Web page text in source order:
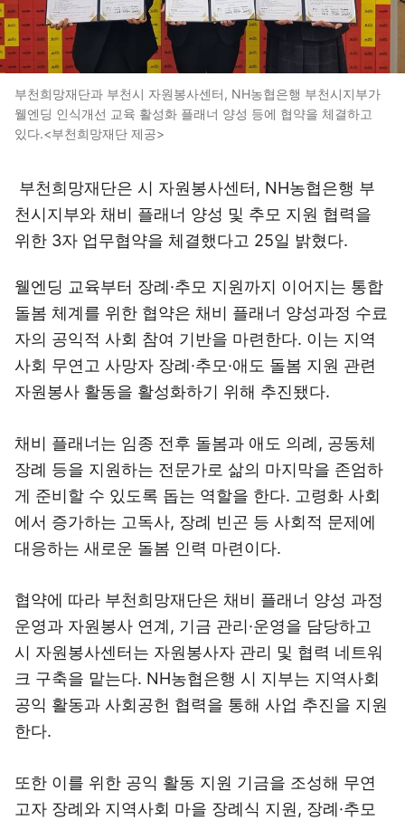
부천희망재단과 부천시 자원봉사센터, NH농협은행 부천시지부가
웰엔딩 인식개선 교육 활성화 플래너 양성 등에 협약을 체결하고
있다.<부천희망재단 제공>
부천희망재단은 시 자원봉사센터, NH농협은행 부
천시지부와 채비 플래너 양성 및 추모 지원 협력을
위한 3자 업무협약을 체결했다고 25일 밝혔다.
웰엔딩 교육부터 장례·추모 지원까지 이어지는 통합
돌봄 체계를 위한 협약은 채비 플래너 양성과정 수료
자의 공익적 사회 참여 기반을 마련한다. 이는 지역
사회 무연고 사망자 장례·추모·애도 돌봄 지원 관련
자원봉사 활동을 활성화하기 위해 추진됐다.
채비 플래너는 임종 전후 돌봄과 애도 의례, 공동체
장례 등을 지원하는 전문가로 삶의 마지막을 존엄하
게 준비할 수 있도록 돕는 역할을 한다. 고령화 사회
에서 증가하는 고독사, 장례 빈곤 등 사회적 문제에
대응하는 새로운 돌봄 인력 마련이다.
협약에 따라 부천희망재단은 채비 플래너 양성 과정
운영과 자원봉사 연계, 기금 관리·운영을 담당하고
시 자원봉사센터는 자원봉사자 관리 및 협력 네트워
크 구축을 맡는다. NH농협은행 시 지부는 지역사회
공익 활동과 사회공헌 협력을 통해 사업 추진을 지원
한다.
또한 이를 위한 공익 활동 지원 기금을 조성해 무연
고자 장례와 지역사회 마을 장례식 지원, 장례·추모